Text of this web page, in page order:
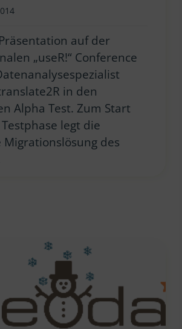
auf der
„useR!“ Conference
in den
Alpha Test. Zum Start
legt die
Migrationslösung des